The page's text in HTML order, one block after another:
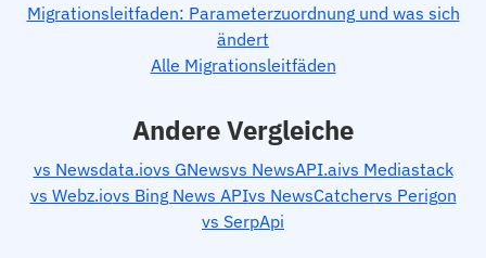
Migrationsleitfaden: Parameterzuordnung und was sich
ändert
Alle Migrationsleitfäden
Andere Vergleiche
vs Newsdata.iovs GNewsvs NewsAPI.aivs Mediastack
vs Webz.iovs Bing News APIvs NewsCatchervs Perigon
vs SerpApi